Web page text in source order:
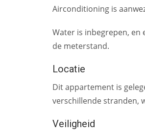
Airconditioning is
Water is inbegrepen, en
de meterstand.
Locatie
Dit appartement is
verschillende stranden,
Veiligheid